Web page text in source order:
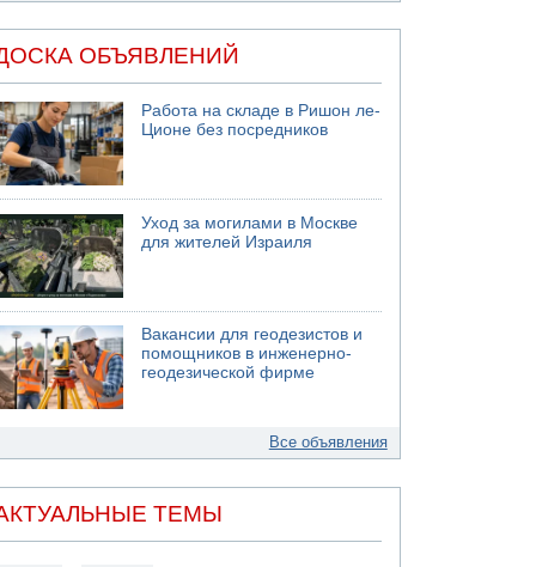
ОБЪЯВЛЕНИЙ
Работа на складе в Ришон ле-
Ционе без посредников
Уход за могилами в Москве
для жителей Израиля
Вакансии для геодезистов и
помощников в инженерно-
геодезической фирме
Все объявления
ТЕМЫ